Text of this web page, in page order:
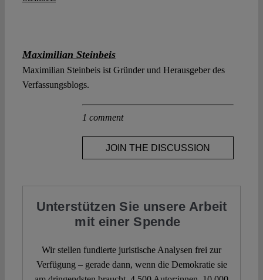
Maximilian Steinbeis
Maximilian Steinbeis ist Gründer und Herausgeber des
Verfassungsblogs.
1 comment
JOIN THE DISCUSSION
Unterstützen Sie unsere Arbeit
mit einer Spende
Wir stellen fundierte juristische Analysen frei zur
Verfügung – gerade dann, wenn die Demokratie sie